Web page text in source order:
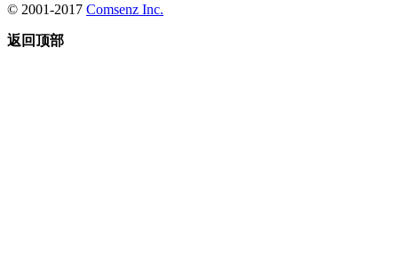
© 2001-2017 Comsenz Inc.
返回顶部